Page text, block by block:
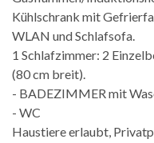
Kühlschrank mit
WLAN und Schlafsofa.
1 Schlafzimmer: 2
(80 cm breit).
- BADEZIMMER mit
- WC
Haustiere erlaubt,